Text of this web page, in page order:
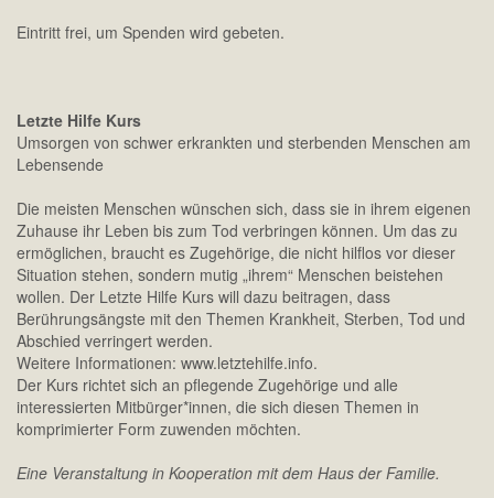
Eintritt frei, um Spenden wird gebeten.
Letzte Hilfe Kurs
Umsorgen von schwer erkrankten und sterbenden Menschen am
Lebensende
Die meisten Menschen wünschen sich, dass sie in ihrem eigenen
Zuhause ihr Leben bis zum Tod verbringen können. Um das zu
ermöglichen, braucht es Zugehörige, die nicht hilflos vor dieser
Situation stehen, sondern mutig „ihrem“ Menschen beistehen
wollen. Der Letzte Hilfe Kurs will dazu beitragen, dass
Berührungsängste mit den Themen Krankheit, Sterben, Tod und
Abschied verringert werden.
Weitere Informationen: www.letztehilfe.info.
Der Kurs richtet sich an pflegende Zugehörige und alle
interessierten Mitbürger*innen, die sich diesen Themen in
komprimierter Form zuwenden möchten.
Eine Veranstaltung in Kooperation mit dem Haus der Familie.